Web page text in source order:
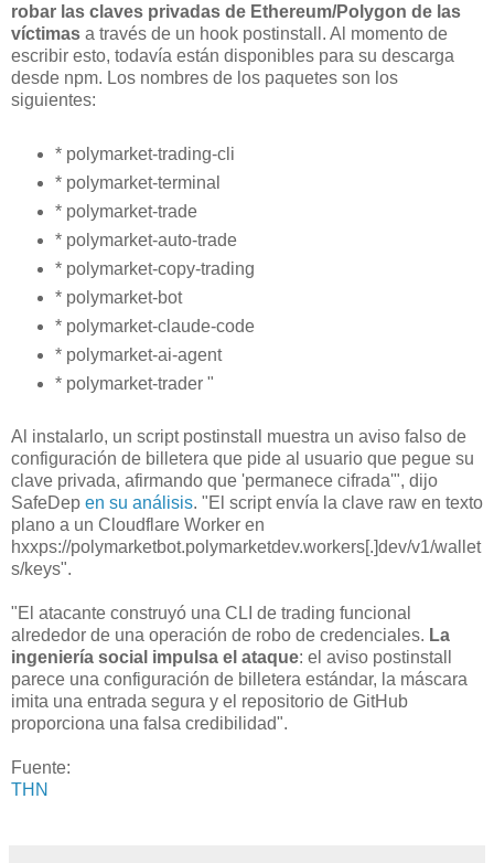
robar las claves privadas de Ethereum/Polygon de las
víctimas a través de un hook postinstall. Al momento de
escribir esto, todavía están disponibles para su descarga
desde npm. Los nombres de los paquetes son los
siguientes:
* polymarket-trading-cli
* polymarket-terminal
* polymarket-trade
* polymarket-auto-trade
* polymarket-copy-trading
* polymarket-bot
* polymarket-claude-code
* polymarket-ai-agent
* polymarket-trader "
Al instalarlo, un script postinstall muestra un aviso falso de
configuración de billetera que pide al usuario que pegue su
clave privada, afirmando que 'permanece cifrada'", dijo
SafeDep en su análisis. "El script envía la clave raw en texto
plano a un Cloudflare Worker en
hxxps://polymarketbot.polymarketdev.workers[.]dev/v1/wallet
s/keys".
"El atacante construyó una CLI de trading funcional
alrededor de una operación de robo de credenciales. La
ingeniería social impulsa el ataque: el aviso postinstall
parece una configuración de billetera estándar, la máscara
imita una entrada segura y el repositorio de GitHub
proporciona una falsa credibilidad".
Fuente:
THN